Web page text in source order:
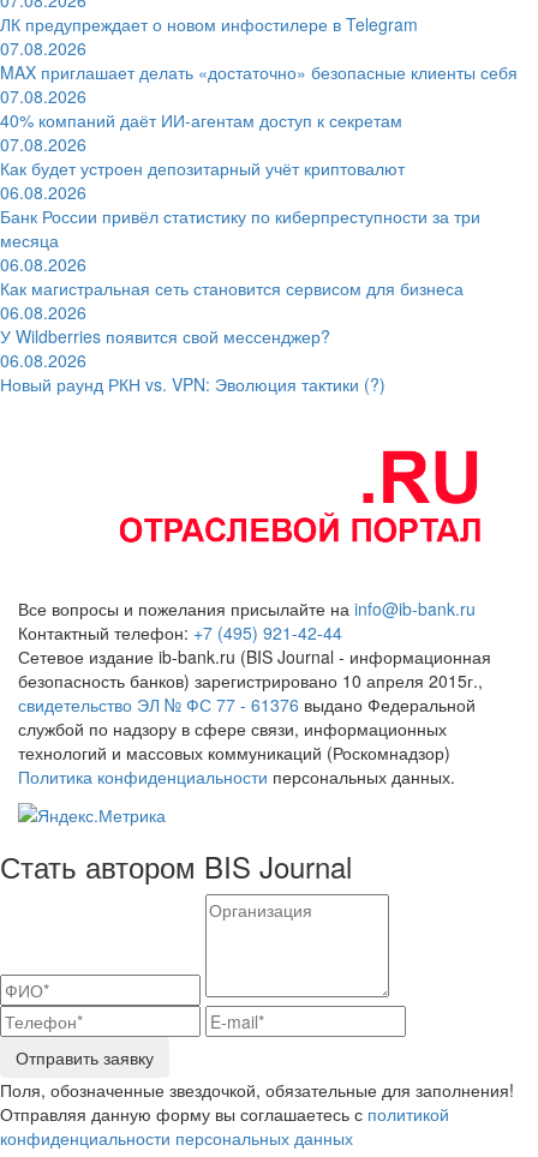
ЛК предупреждает о новом инфостилере в Telegram
07.08.2026
MAX приглашает делать «достаточно» безопасные клиенты себя
07.08.2026
40% компаний даёт ИИ‑агентам доступ к секретам
07.08.2026
Как будет устроен депозитарный учёт криптовалют
06.08.2026
Банк России привёл статистику по киберпреступности за три
месяца
06.08.2026
Как магистральная сеть становится сервисом для бизнеса
06.08.2026
У Wildberries появится свой мессенджер?
06.08.2026
Новый раунд РКН vs. VPN: Эволюция тактики (?)
Все вопросы и пожелания присылайте на info@ib-bank.ru
Контактный телефон: +7 (495) 921-42-44
Сетевое издание ib-bank.ru (BIS Journal - информационная
безопасность банков) зарегистрировано 10 апреля 2015г.,
свидетельство ЭЛ № ФС 77 - 61376 выдано Федеральной
службой по надзору в сфере связи, информационных
технологий и массовых коммуникаций (Роскомнадзор)
Политика конфиденциальности персональных данных.
Стать автором BIS Journal
Отправить заявку
Поля, обозначенные звездочкой, обязательные для заполнения!
Отправляя данную форму вы соглашаетесь с политикой
конфиденциальности персональных данных